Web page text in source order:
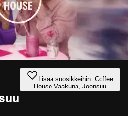
Lisää suosikkeihin: Coffee
House Vaakuna, Joensuu